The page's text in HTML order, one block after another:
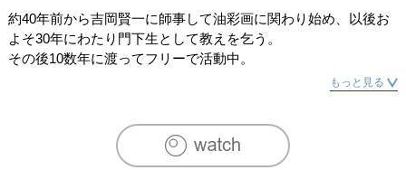
約40年前から吉岡賢一に師事して油彩画に関わり始め、以後お
よそ30年にわたり門下生として教えを乞う。
その後10数年に渡ってフリーで活動中。
もっと見る